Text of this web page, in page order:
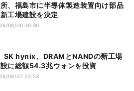
、福島市に半導体製造装置向け部品
工場建設を決定
08/06 06:30
に総額54.3兆ウォンを投資
08/07 22:53